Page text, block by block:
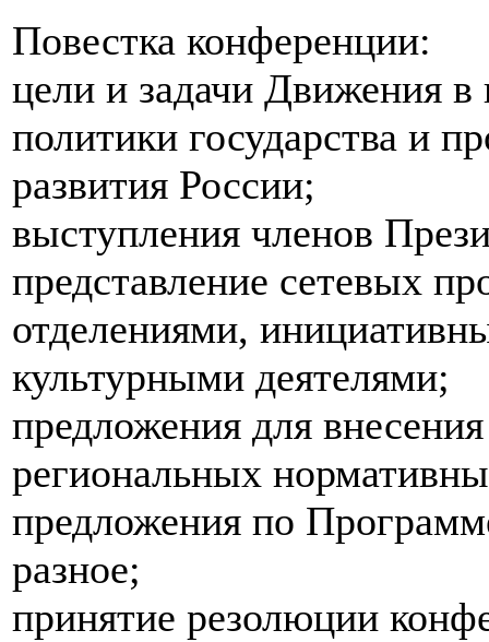
Повестка конференции:
цели и задачи Движения в
политики государства и
развития России;
выступления членов
представление сетевых
отделениями,
культурными деятелями;
предложения для
региональных
предложения по
разное;
принятие резолюции